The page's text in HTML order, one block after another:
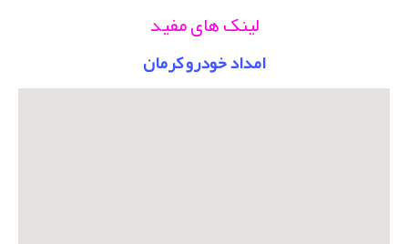
لینک های مفید
امداد خودرو کرمان